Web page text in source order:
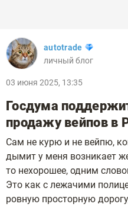
autotrade
личный блог
03 июня 2025, 13:35
Госдума
продажу вейпов в
Сам не курю и не вейпю,
дымит у меня возникает
то нехорошее, одним
Это как с лежачими
ровную просторную